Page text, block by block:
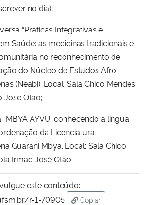
no dia);
“Práticas Integrativas e
Saúde: as medicinas tradicionais e
no reconhecimento de
do Núcleo de Estudos Afro
(Neabi). Local: Sala Chico Mendes
José Otão;
“MBYA AYVU: conhecendo a língua
da Licenciatura
Guarani Mbya. Local: Sala Chico
Irmão José Otão.
este conteúdo:
r-1-70905
Copiar